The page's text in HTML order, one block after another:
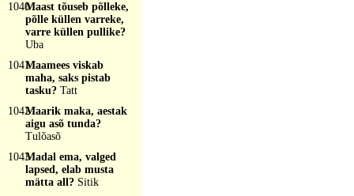
1040Maast tõuseb põlleke,
põlle küllen varreke,
varre küllen pullike?
Uba
1041Maamees viskab
maha, saks pistab
tasku? Tatt
1042Maarik maka, aestak
aigu asõ tunda?
Tulõasõ
1043Madal ema, valged
lapsed, elab musta
mätta all? Sitik